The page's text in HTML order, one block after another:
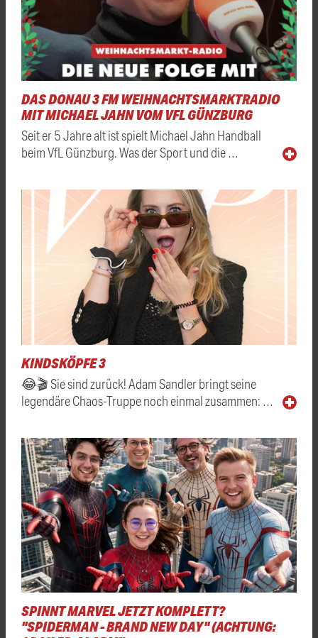
DAS DONAU 3 FM WEIHNACHTSMARKTRADIO
MIT MICHAEL JAHN VOM VFL GÜNZBURG
Seit er 5 Jahre alt ist spielt Michael Jahn Handball
beim VfL Günzburg. Was der Sport und die …
KINDSKÖPFE 3
😂🎬 Sie sind zurück! Adam Sandler bringt seine
legendäre Chaos-Truppe noch einmal zusammen: …
SPINNT MARVEL JETZT KOMPLETT?
"SPIDERMAN - BRAND NEW DAY" (ACHTUNG: